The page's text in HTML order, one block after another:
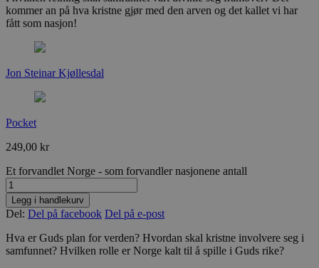
kommer an på hva kristne gjør med den arven og det kallet vi har
fått som nasjon!
Jon Steinar Kjøllesdal
Pocket
249,00 kr
Et forvandlet Norge - som forvandler nasjonene antall
Legg i handlekurv
Del: Del på facebook Del på e-post
Hva er Guds plan for verden? Hvordan skal kristne involvere seg i
samfunnet? Hvilken rolle er Norge kalt til å spille i Guds rike?